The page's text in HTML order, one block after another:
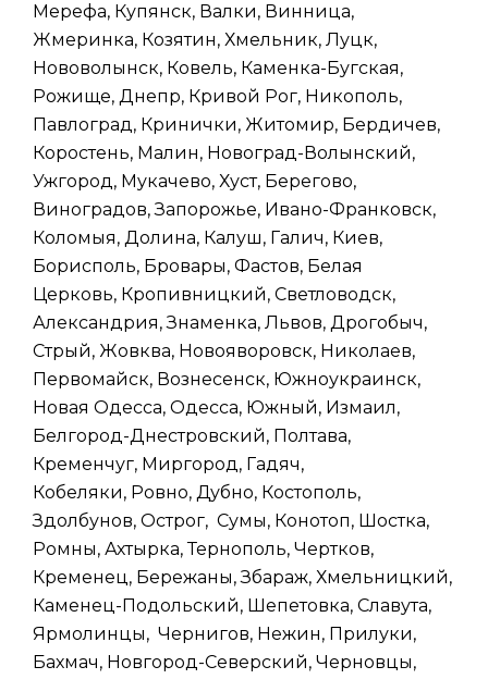
Мерефа, Купянск, Валки, Винница,
Жмеринка, Козятин, Хмельник, Луцк,
Нововолынск, Ковель, Каменка-Бугская,
Рожище, Днепр, Кривой Рог, Никополь,
Павлоград, Кринички, Житомир, Бердичев,
Коростень, Малин, Новоград-Волынский,
Ужгород, Мукачево, Хуст, Берегово,
Виноградов, Запорожье, Ивано-Франковск,
Коломыя, Долина, Калуш, Галич, Киев,
Борисполь, Бровары, Фастов, Белая
Церковь, Кропивницкий, Светловодск,
Александрия, Знаменка, Львов, Дрогобыч,
Стрый, Жовква, Новояворовск, Николаев,
Первомайск, Вознесенск, Южноукраинск,
Новая Одесса, Одесса, Южный, Измаил,
Белгород-Днестровский, Полтава,
Кременчуг, Миргород, Гадяч,
Кобеляки, Ровно, Дубно, Костополь,
Здолбунов, Острог, Сумы, Конотоп, Шостка,
Ромны, Ахтырка, Тернополь, Чертков,
Кременец, Бережаны, Збараж, Хмельницкий,
Каменец-Подольский, Шепетовка, Славута,
Ярмолинцы, Чернигов, Нежин, Прилуки,
Бахмач, Новгород-Северский, Черновцы,